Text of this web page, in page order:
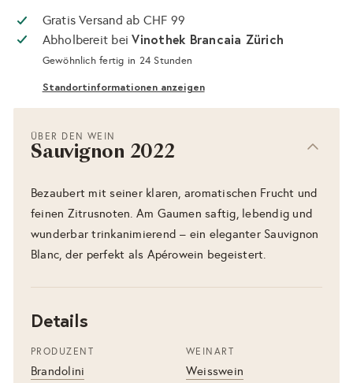
Gratis Versand ab CHF 99
Abholbereit beiVinothek Brancaia Zürich
Gewöhnlich fertig in 24 Stunden
Standortinformationen anzeigen
ÜBER DEN WEIN
Sauvignon 2022
Bezaubert mit seiner klaren, aromatischen Frucht und
feinen Zitrusnoten. Am Gaumen saftig, lebendig und
wunderbar trinkanimierend – ein eleganter Sauvignon
Blanc, der perfekt als Apérowein begeistert.
Details
PRODUZENT
Brandolini
WEINART
Weisswein